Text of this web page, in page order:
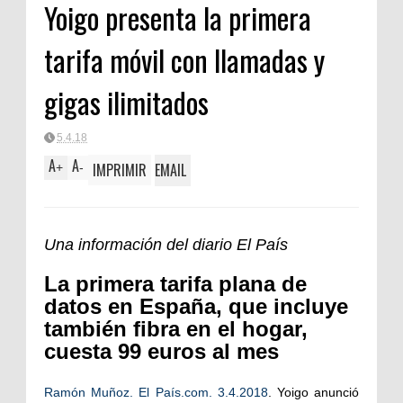
Clásica
Yoigo presenta la primera
tarifa móvil con llamadas y
gigas ilimitados
5.4.18
A+ A- IMPRIMIR EMAIL
Una información del diario El País
La primera tarifa plana de
datos en España, que incluye
también fibra en el hogar,
cuesta 99 euros al mes
Ramón Muñoz. El País.com. 3.4.2018. Yoigo anunció